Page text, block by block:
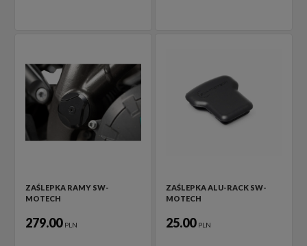
ZAŚLEPKA RAMY SW-
MOTECH
279.00 PLN
ZAŚLEPKA ALU-RACK SW-
MOTECH
25.00 PLN